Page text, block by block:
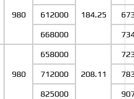
980 184.25
612000
668000
980
658000
208.11
712000
825000